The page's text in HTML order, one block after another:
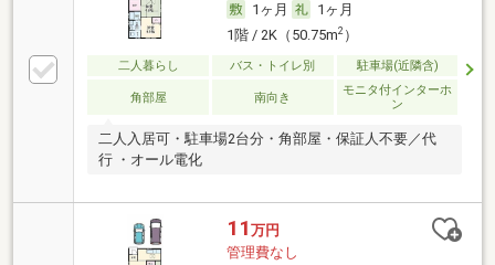
1ヶ月
1ヶ月
1階 / 2K（50.75m2）
二人暮らし バス・トイレ別 駐車場(近隣含)
角部屋 南向き
モニタ付インターホ
ン
二人入居可・駐車場2台分・角部屋・保証人不要／代
行 ・オール電化
11 万円
管理費なし